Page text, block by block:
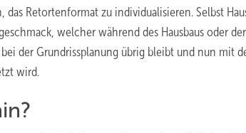
Retortenformat zu individualisieren. Selbst
welcher während des Hausbaus oder
bei der Grundrissplanung übrig bleibt und nun mit
wird.